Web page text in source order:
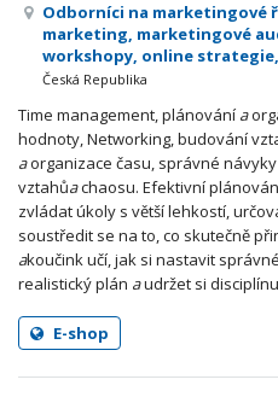
Odborníci na marketingové
marketing, marketingové
workshopy, online strategie,
Česká Republika
Time management, plánování a
hodnoty, Networking, budování
aorganizace času, správné návyky
vztahůachaosu. Efektivní
zvládat úkoly s větší lehkostí,
soustředit se na to, co skutečně
akoučink učí, jak si nastavit
realistický plán audržet si
E-shop